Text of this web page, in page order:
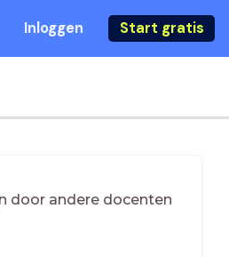
Inloggen Start gratis
door andere docenten